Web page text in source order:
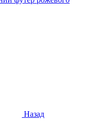
Назад